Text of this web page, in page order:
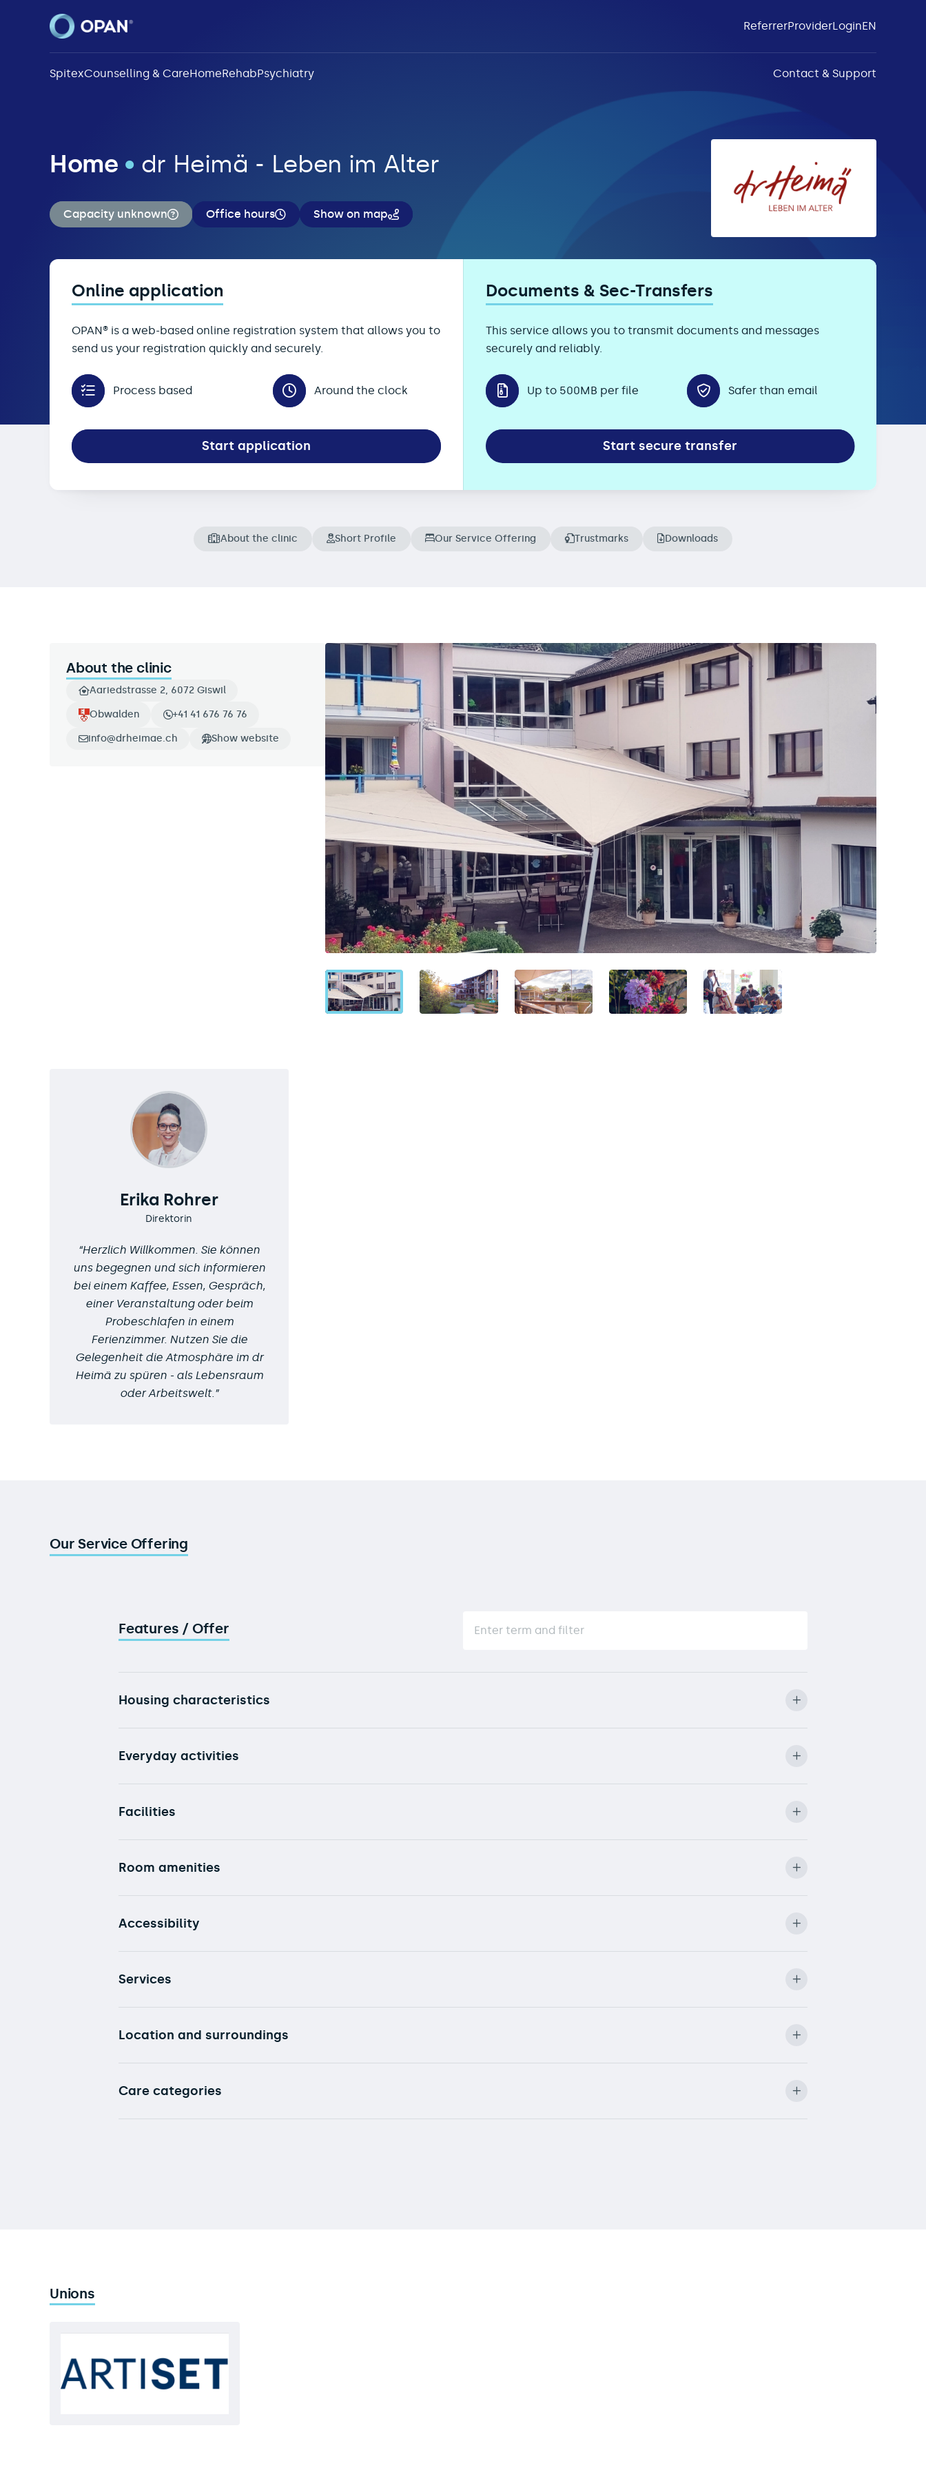
ReferrerProviderLoginEN
SpitexCounselling & CareHomeRehabPsychiatry Contact & Support
Home • dr Heimä - Leben im Alter
Capacity unknown Office hours Show on map
Online application
OPAN® is a web-based online registration system that allows you to
send us your registration quickly and securely.
Process based Around the clock
Start application
Documents & Sec-Transfers
This service allows you to transmit documents and messages
securely and reliably.
Up to 500MB per file Safer than email
Start secure transfer
About the clinic Short Profile Our Service Offering Trustmarks Downloads
About the clinic
Aariedstrasse 2, 6072 Giswil
Obwalden +41 41 676 76 76
info@drheimae.ch Show website
Erika Rohrer
Direktorin
Herzlich Willkommen. Sie können
uns begegnen und sich informieren
bei einem Kaffee, Essen, Gespräch,
einer Veranstaltung oder beim
Probeschlafen in einem
Ferienzimmer. Nutzen Sie die
Gelegenheit die Atmosphäre im dr
Heimä zu spüren - als Lebensraum
oder Arbeitswelt.
Our Service Offering
Features / Offer
Housing characteristics
Everyday activities
Facilities
Room amenities
Accessibility
Services
Location and surroundings
Care categories
Unions